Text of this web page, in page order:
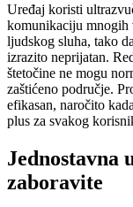
Uređaj koristi
komunikaciju mnogih
ljudskog sluha, tako
izrazito neprijatan.
štetočine ne mogu
zaštićeno područje.
efikasan, naročito
plus za svakog
Jednostavna
zaboravite